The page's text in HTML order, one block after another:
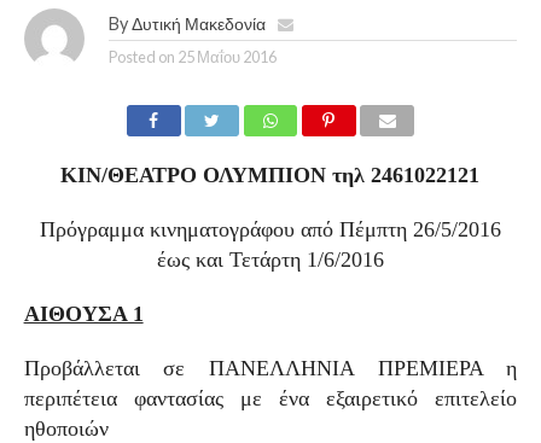
By Δυτική Μακεδονία
Posted on 25 Μαΐου 2016
ΚΙΝ/ΘΕΑΤΡΟ ΟΛΥΜΠΙΟΝ τηλ 2461022121
Πρόγραμμα κινηματογράφου από Πέμπτη 26/5/2016
έως και Τετάρτη 1/6/2016
ΑΙΘΟΥΣΑ 1
Προβάλλεται σε ΠΑΝΕΛΛΗΝΙΑ ΠΡΕΜΙΕΡΑ η
περιπέτεια φαντασίας με ένα εξαιρετικό επιτελείο
ηθοποιών